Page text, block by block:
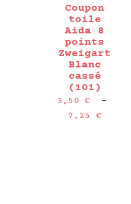
OPTIONS
PEUVENT
SUR
PAGE
DU
PRODUIT
Coupon
toile
Aida 8
points
Zweigart
Blanc
cassé
(101)
3,50€
–
7,25 €Plage